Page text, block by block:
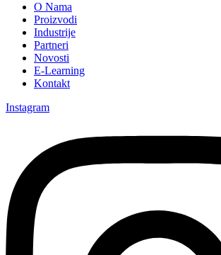
O Nama
Proizvodi
Industrije
Partneri
Novosti
E-Learning
Kontakt
Instagram